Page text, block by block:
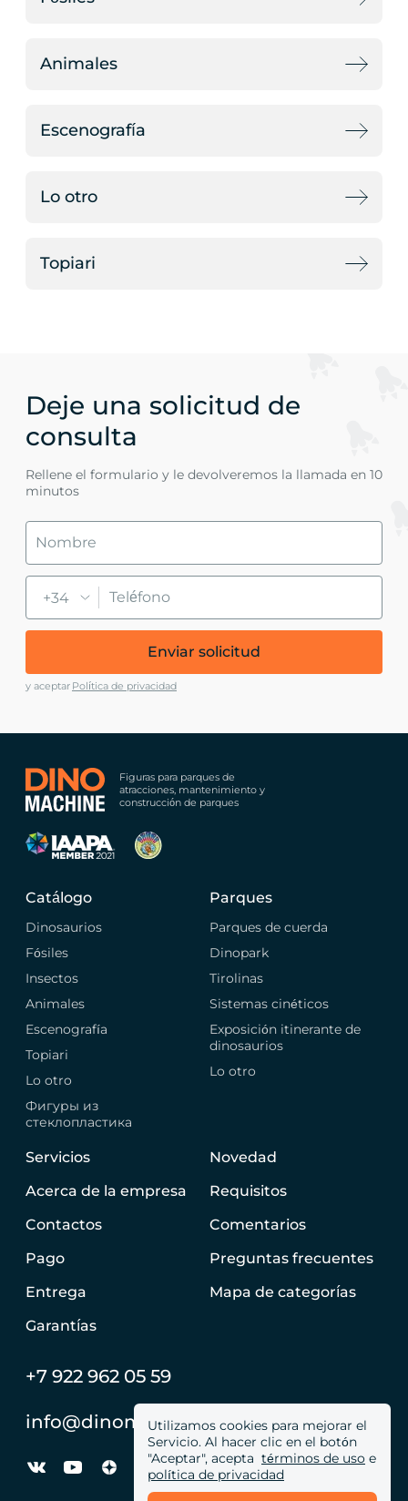
Animales
Escenografía
Lo otro
Topiari
Deje una solicitud de
consulta
Rellene el formulario y le devolveremos la llamada en 10
minutos
+34
Enviar solicitud
y aceptar Política de privacidad
Utilizamos cookies para mejorar el
Servicio. Al hacer clic en el botón
"Aceptar", acepta términos de uso e
política de privacidad
Figuras para parques de
atracciones, mantenimiento y
construcción de parques
Catálogo
Dinosaurios
Fósiles
Insectos
Animales
Escenografía
Topiari
Lo otro
Фигуры из
стеклопластика
Parques
Parques de cuerda
Dinopark
Tirolinas
Sistemas cinéticos
Exposición itinerante de
dinosaurios
Lo otro
Servicios
Acerca de la empresa
Contactos
Pago
Entrega
Garantías
Novedad
Requisitos
Comentarios
Preguntas frecuentes
Mapa de categorías
+7 922 962 05 59
info@dinomachine.ru